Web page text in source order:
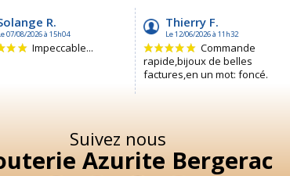
Suivez nous
Azurite Bergerac